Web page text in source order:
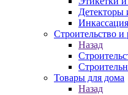
Детекторы
Строительство и
Назад
Товары для дома
Назад